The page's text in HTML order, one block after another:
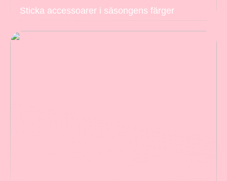
Sticka accessoarer i säsongens färger